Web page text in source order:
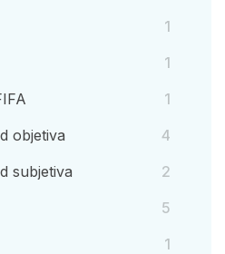
1
1
1
objetiva
4
subjetiva
2
5
1